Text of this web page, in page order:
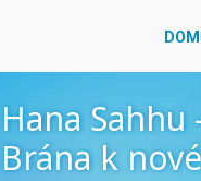
Hana Sahhu
Brána k